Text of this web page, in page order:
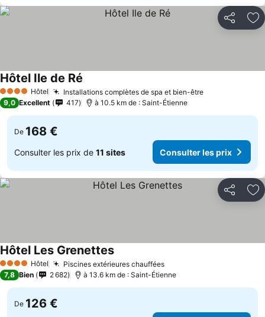
Partager
4 Étoiles Hôtel Installations complètes de spa et bien-être
Hôtel Ile de Ré
9,0 Excellent 417 à 10.5 km de : Saint-Étienne
De 168 €
Consulter les prix de 11 sites Consulter les prix
Partager
4 Étoiles Hôtel Piscines extérieures chauffées
Hôtel Les Grenettes
7,8 Bien 2 682 à 13.6 km de : Saint-Étienne
De 126 €